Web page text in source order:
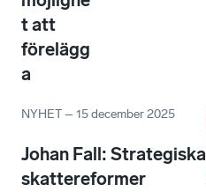
t att
förelägg
a
NYHET –15 december 2025
Johan Fall: Strategiska
skattereformer